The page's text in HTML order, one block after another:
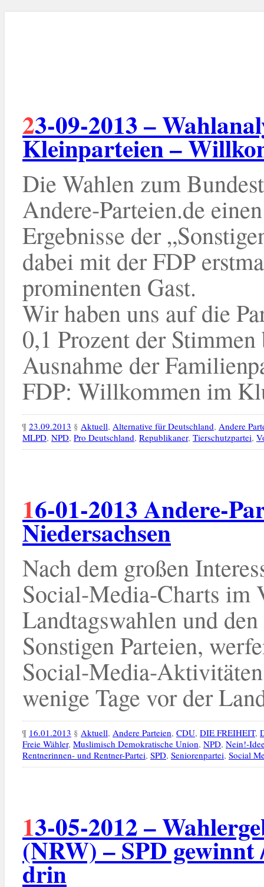
23-09-2013 – Wahlanalyse Bundestagswahl 2013 –
Kleinparteien –
Die Wahlen zum
Andere-Parteien.de
Ergebnisse der
dabei mit der FDP
prominenten Gast.
Wir haben uns auf die
0,1 Prozent der
Ausnahme der
FDP: Willkommen im
¶ 23.09.2013 § Aktuell, Alternative für Deutschland, Andere
MLPD, NPD, Pro Deutschland, Republikaner, Tierschutzpartei,
16-01-2013 Andere-Parteien Social-Media-Charts
Niedersachsen
Nach dem großen
Social-Media-Charts im
Landtagswahlen und
Sonstigen Parteien,
Social-Media-
wenige Tage vor der
¶ 16.01.2013 § Aktuell, Andere Parteien, CDU, DIE FREIHEIT,
Freie Wähler, Muslimisch Demokratische Union, NPD, Nein!-
Rentnerinnen- und Rentner-Partei, SPD, Seniorenpartei, Social
13-05-2012 – Wahlergebnis Nordrhein-Westfalen
(NRW) – SPD
drin